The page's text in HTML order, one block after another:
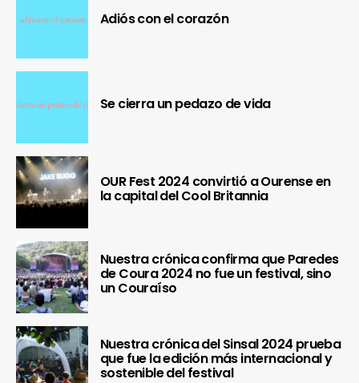
Adiós con el corazón
Se cierra un pedazo de vida
OUR Fest 2024 convirtió a Ourense en
la capital del Cool Britannia
Nuestra crónica confirma que Paredes
de Coura 2024 no fue un festival, sino
un Couraíso
Nuestra crónica del Sinsal 2024 prueba
que fue la edición más internacional y
sostenible del festival